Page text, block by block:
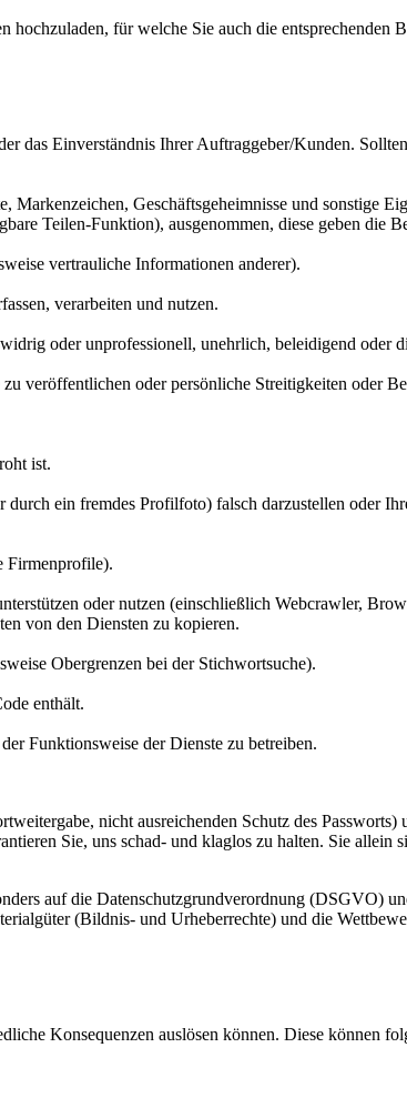
für welche Sie auch die entsprechenden
das Einverständnis Ihrer Auftraggeber/Kunden.
Geschäftsgeheimnisse und sonstige
Teilen-Funktion), ausgenommen, diese geben die
vertrauliche Informationen anderer).
verarbeiten und nutzen.
oder unprofessionell, unehrlich, beleidigend oder
veröffentlichen oder persönliche Streitigkeiten oder
ist.
ein fremdes Profilfoto) falsch darzustellen oder
Firmenprofile).
oder nutzen (einschließlich Webcrawler,
von den Diensten zu kopieren.
Obergrenzen bei der Stichwortsuche).
enthält.
Funktionsweise der Dienste zu betreiben.
nicht ausreichenden Schutz des
Sie, uns schad- und klaglos zu halten. Sie
auf die Datenschutzgrundverordnung (DSGVO)
(Bildnis- und Urheberrechte) und die
Konsequenzen auslösen können. Diese können